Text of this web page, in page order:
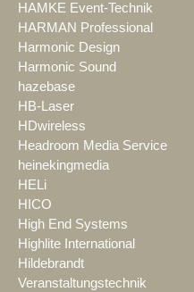
HAMKE Event-Technik
HARMAN Professional
Harmonic Design
Harmonic Sound
hazebase
HB-Laser
HDwireless
Headroom Media Service
heinekingmedia
HELi
HICO
High End Systems
Highlite International
Hildebrandt
Veranstaltungstechnik